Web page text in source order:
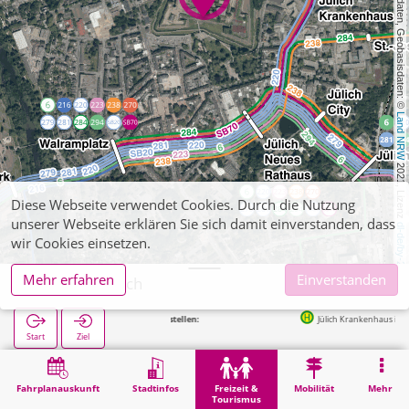
, Kartendaten, Geobasisdaten: ©
Land NRW
2021, Lizenz
dl-de/by-2-0
Fahrplanauskunft Stadtinfos
Freizeit &
Tourismus
Mobilität Mehr
Zitadelle Jülich
Start Ziel
Nächste Haltestellen: Jülich Krankenhaus in 361m
Freizeit & Tourismus Sehenswürdigkeit Zitadelle Jülich
Diese Webseite verwendet Cookies. Durch die Nutzung
unserer Webseite erklären Sie sich damit einverstanden, dass
wir Cookies einsetzen.
Mehr erfahren
Einverstanden